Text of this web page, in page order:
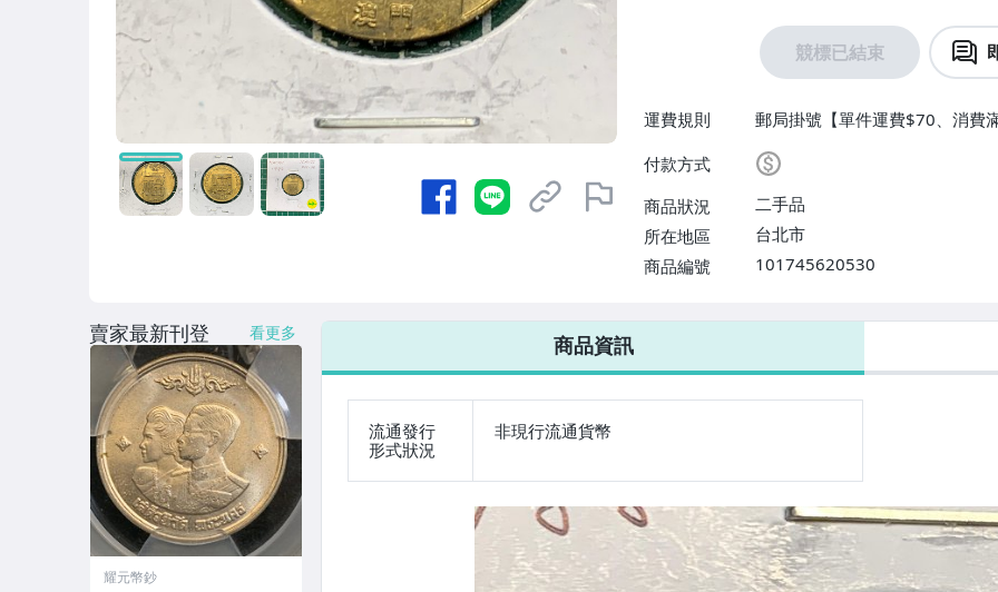
競標已結束
運費規則
郵局掛號【單件運費$70、消費
【單件運費$200】
付款方式
商品狀況
二手品
所在地區
台北市
商品編號
101745620530
商品資訊
流通發行
形式狀況
非現行流通貨幣
賣家最新刊登 看更多
耀元幣鈔